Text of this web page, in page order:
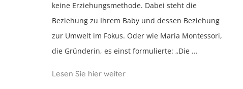
keine Erziehungsmethode. Dabei steht die
Beziehung zu Ihrem Baby und dessen Beziehung
zur Umwelt im Fokus. Oder wie Maria Montessori,
die Gründerin, es einst formulierte: „Die ...
Lesen Sie hier weiter